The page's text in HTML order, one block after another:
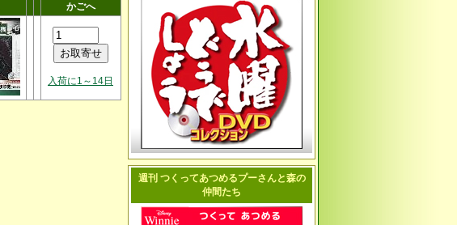
かごへ
入荷に1～14日
週刊 つくってあつめるプーさんと森の
仲間たち